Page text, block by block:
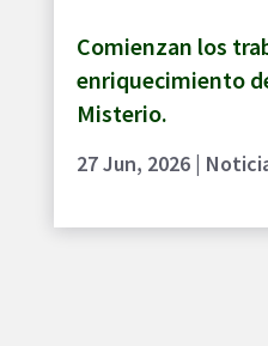
Comienzan los
enriquecimiento
Misterio.
27 Jun, 2026|